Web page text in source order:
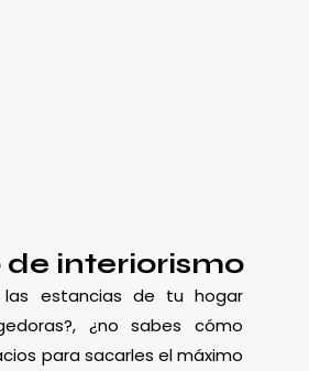
de interiorismo
las estancias de tu hogar
¿no sabes cómo
para sacarles el máximo